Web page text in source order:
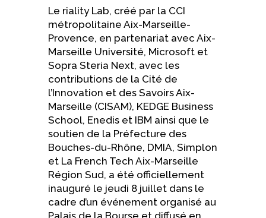
Le riality Lab, créé par la CCI
métropolitaine Aix-Marseille-
Provence, en partenariat avec Aix-
Marseille Université, Microsoft et
Sopra Steria Next, avec les
contributions de la Cité de
l’Innovation et des Savoirs Aix-
Marseille (CISAM), KEDGE Business
School, Enedis et IBM ainsi que le
soutien de la Préfecture des
Bouches-du-Rhône, DMIA, Simplon
et La French Tech Aix-Marseille
Région Sud, a été officiellement
inauguré le jeudi 8 juillet dans le
cadre d’un événement organisé au
Palais de la Bourse et diffusé en